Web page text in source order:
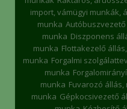
import, vámügyi munkák,
munka
munka Diszponens
munka Flottakezelő
munka Forgalmi
munka
munka Fuvarozó állás,
munka Gépkocsivezető